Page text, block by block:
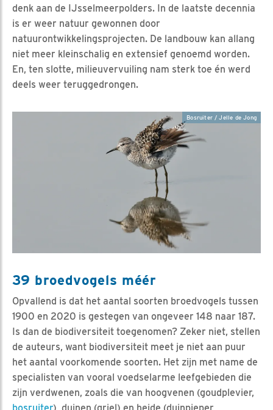
denk aan de IJsselmeerpolders. In de laatste decennia
is er weer natuur gewonnen door
natuurontwikkelingsprojecten. De landbouw kan allang
niet meer kleinschalig en extensief genoemd worden.
En, ten slotte, milieuvervuiling nam sterk toe én werd
deels weer teruggedrongen.
Bosruiter / Jelle de Jong
39 broedvogels méér
Opvallend is dat het aantal soorten broedvogels tussen
1900 en 2020 is gestegen van ongeveer 148 naar 187.
Is dan de biodiversiteit toegenomen? Zeker niet, stellen
de auteurs, want biodiversiteit meet je niet aan puur
het aantal voorkomende soorten. Het zijn met name de
specialisten van vooral voedselarme leefgebieden die
zijn verdwenen, zoals die van hoogvenen (goudplevier,